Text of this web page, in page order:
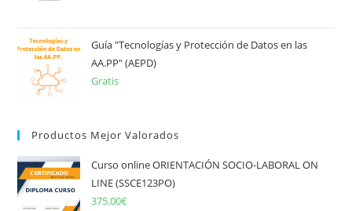
Guía "Tecnologías y Protección de Datos en las
AA.PP" (AEPD)
Gratis
Productos Mejor Valorados
Curso online ORIENTACIÓN SOCIO-LABORAL ON
LINE (SSCE123PO)
375,00€